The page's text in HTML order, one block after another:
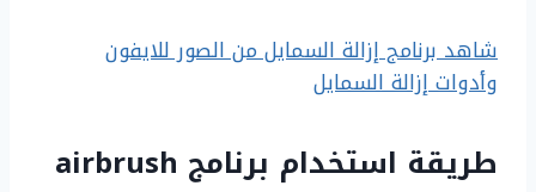
شاهد برنامج إزالة السمايل من الصور للايفون
وأدوات إزالة السمايل
طريقة استخدام برنامج airbrush